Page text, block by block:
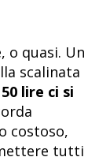
o quasi. Un
scalinata
lire ci si
costoso,
tutti